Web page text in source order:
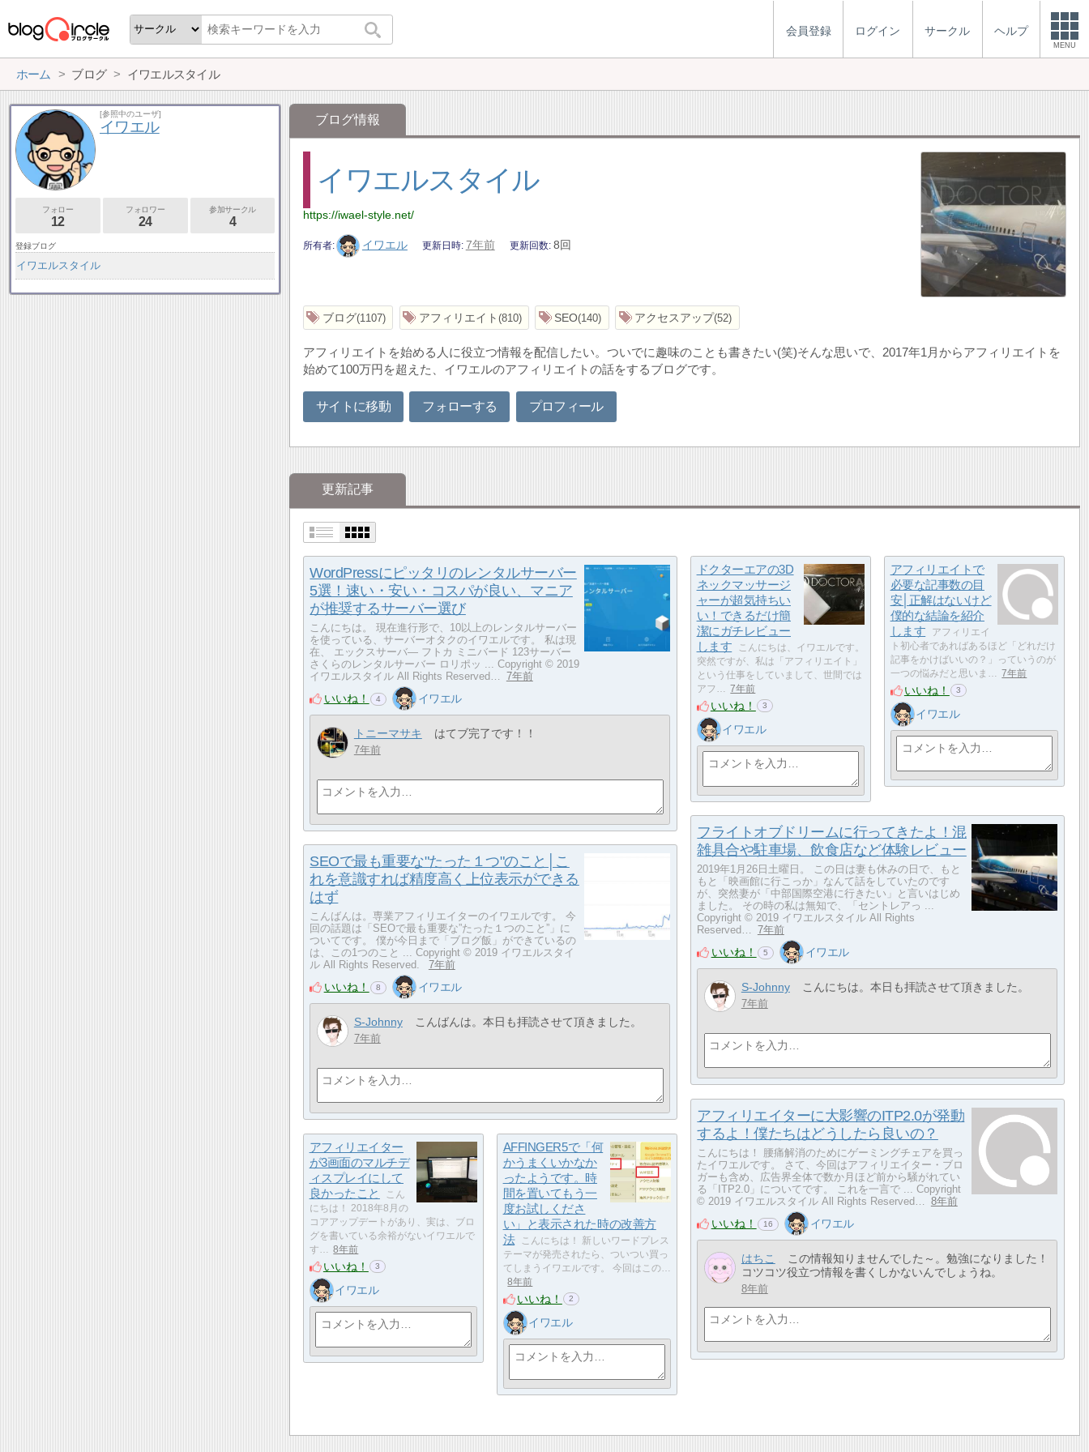
会員登録 ログイン サークル ヘルプ
MENU
ホーム ブログ イワエルスタイル
ブログ情報
イワエルスタイル
https://iwael-style.net/
所有者 イワエル 更新日時 7年前 更新回数 8回
ブログ 1107 アフィリエイト 810 SEO 140 アクセスアップ 52
アフィリエイトを始める人に役立つ情報を配信したい。ついでに趣味のことも書きたい(笑)そんな思いで、2017年1月からアフィリエイトを
始めて100万円を超えた、イワエルのアフィリエイトの話をするブログです。
サイトに移動 フォローする プロフィール
更新記事
WordPressにピッタリのレンタルサーバー
5選！速い・安い・コスパが良い、マニア
が推奨するサーバー選び
こんにちは。 現在進行形で、10以上のレンタルサーバー
を使っている、サーバーオタクのイワエルです。 私は現
在、 エックスサーバ― フトカ ミニバード 123サーバー
さくらのレンタルサーバー ロリポッ ... Copyright © 2019
イワエルスタイル All Rights Reserved… 7年前
いいね！ 4 イワエル
トニーマサキ はてブ完了です！！
7年前
ドクターエアの3D
ネックマッサージ
ャーが超気持ちい
い！できるだけ簡
潔にガチレビュー
します
こんにちは、イワエルです。
突然ですが、私は「アフィリエイト」
という仕事をしていまして、世間では
アフ…
7年前
いいね！ 3
イワエル
アフィリエイトで
必要な記事数の目
安│正解はないけど
僕的な結論を紹介
します
アフィリエイ
ト初心者であればあるほど「どれだけ
記事をかけばいいの？」っていうのが
一つの悩みだと思いま…
7年前
いいね！ 3
イワエル
フライトオブドリームに行ってきたよ！混
雑具合や駐車場、飲食店など体験レビュー
2019年1月26日土曜日。 この日は妻も休みの日で、もと
もと「映画館に行こっか」なんて話をしていたのです
が、突然妻が「中部国際空港に行きたい」と言いはじめ
ました。 その時の私は無知で、「セントレアっ ...
Copyright © 2019 イワエルスタイル All Rights
Reserved… 7年前
いいね！ 5 イワエル
S-Johnny こんにちは。本日も拝読させて頂きました。
7年前
SEOで最も重要な"たった１つ"のこと│こ
れを意識すれば精度高く上位表示ができる
はず
こんばんは。専業アフィリエイターのイワエルです。 今
回の話題は「SEOで最も重要な”たった１つのこと”」に
ついてです。 僕が今日まで「ブログ飯」ができているの
は、この1つのこと ... Copyright © 2019 イワエルスタイ
ル All Rights Reserved.
7年前
いいね！ 8 イワエル
S-Johnny こんばんは。本日も拝読させて頂きました。
7年前
アフィリエイターに大影響のITP2.0が発動
するよ！僕たちはどうしたら良いの？
こんにちは！ 腰痛解消のためにゲーミングチェアを買っ
たイワエルです。 さて、今回はアフィリエイター・ブロ
ガーも含め、広告界全体で数か月ほど前から騒がれてい
る「ITP2.0」についてです。 これを一言で ... Copyright
© 2019 イワエルスタイル All Rights Reserved… 8年前
いいね！ 16 イワエル
はちこ
この情報知りませんでした～。勉強になりました！
コツコツ役立つ情報を書くしかないんでしょうね。
8年前
アフィリエイター
が3画面のマルチデ
ィスプレイにして
良かったこと
こん
にちは！ 2018年8月の
コアアップデートがあり、実は、ブロ
グを書いている余裕がないイワエルで
す… 8年前
いいね！ 3
イワエル
AFFINGER5で「何
かうまくいかなか
ったようです。時
間を置いてもう一
度お試しくださ
い」と表示された時の改善方
法
こんにちは！ 新しいワードプレス
テーマが発売されたら、ついつい買っ
てしまうイワエルです。 今回はこの…
8年前
いいね！ 2
イワエル
[参照中のユーザ]
イワエル
フォロー
12
フォロワー
24
参加サークル
4
登録ブログ
イワエルスタイル